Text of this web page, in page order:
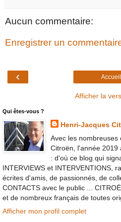
Aucun commentaire:
Enregistrer un
‹ Accueil
Afficher la
Qui êtes-vous ?
Henri-Jacques
Avec les
Citroën, l'année 2019
: d'où ce blog qui
INTERVIEWS et INTERVENTIONS,
écrites d'amis, de passionnés, de
CONTACTS avec le public ...
et de nombreux français de toutes
Afficher mon profil complet